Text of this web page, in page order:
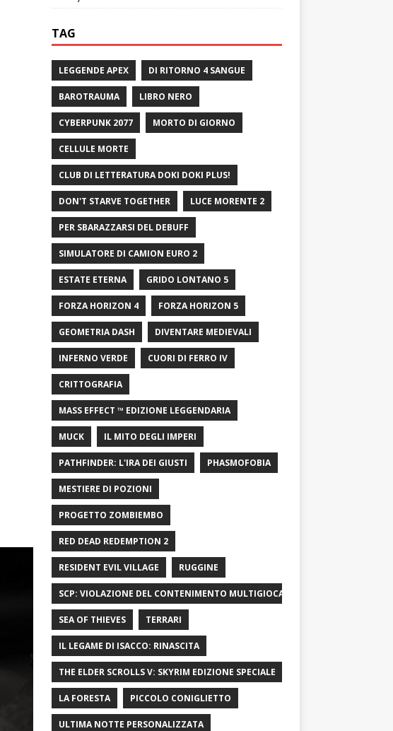
TAG
LEGGENDE APEX DI RITORNO 4 SANGUE
BAROTRAUMA LIBRO NERO
CYBERPUNK 2077 MORTO DI GIORNO
CELLULE MORTE
CLUB DI LETTERATURA DOKI DOKI PLUS!
DON'T STARVE TOGETHER LUCE MORENTE 2
PER SBARAZZARSI DEL DEBUFF
SIMULATORE DI CAMION EURO 2
ESTATE ETERNA GRIDO LONTANO 5
FORZA HORIZON 4 FORZA HORIZON 5
GEOMETRIA DASH DIVENTARE MEDIEVALI
INFERNO VERDE CUORI DI FERRO IV
CRITTOGRAFIA
MASS EFFECT ™ EDIZIONE LEGGENDARIA
MUCK IL MITO DEGLI IMPERI
PATHFINDER: L'IRA DEI GIUSTI PHASMOFOBIA
MESTIERE DI POZIONI
PROGETTO ZOMBIEMBO
RED DEAD REDEMPTION 2
RESIDENT EVIL VILLAGE RUGGINE
SCP: VIOLAZIONE DEL CONTENIMENTO MULTIGIOCATORE
SEA OF ​​THIEVES TERRARI
IL LEGAME DI ISACCO: RINASCITA
THE ELDER SCROLLS V: SKYRIM EDIZIONE SPECIALE
LA FORESTA PICCOLO CONIGLIETTO
ULTIMA NOTTE PERSONALIZZATA